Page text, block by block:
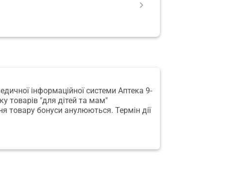
інформаційної системи Аптека 9-
товарів "для дітей та мам"
товару бонуси анулюються. Термін дії